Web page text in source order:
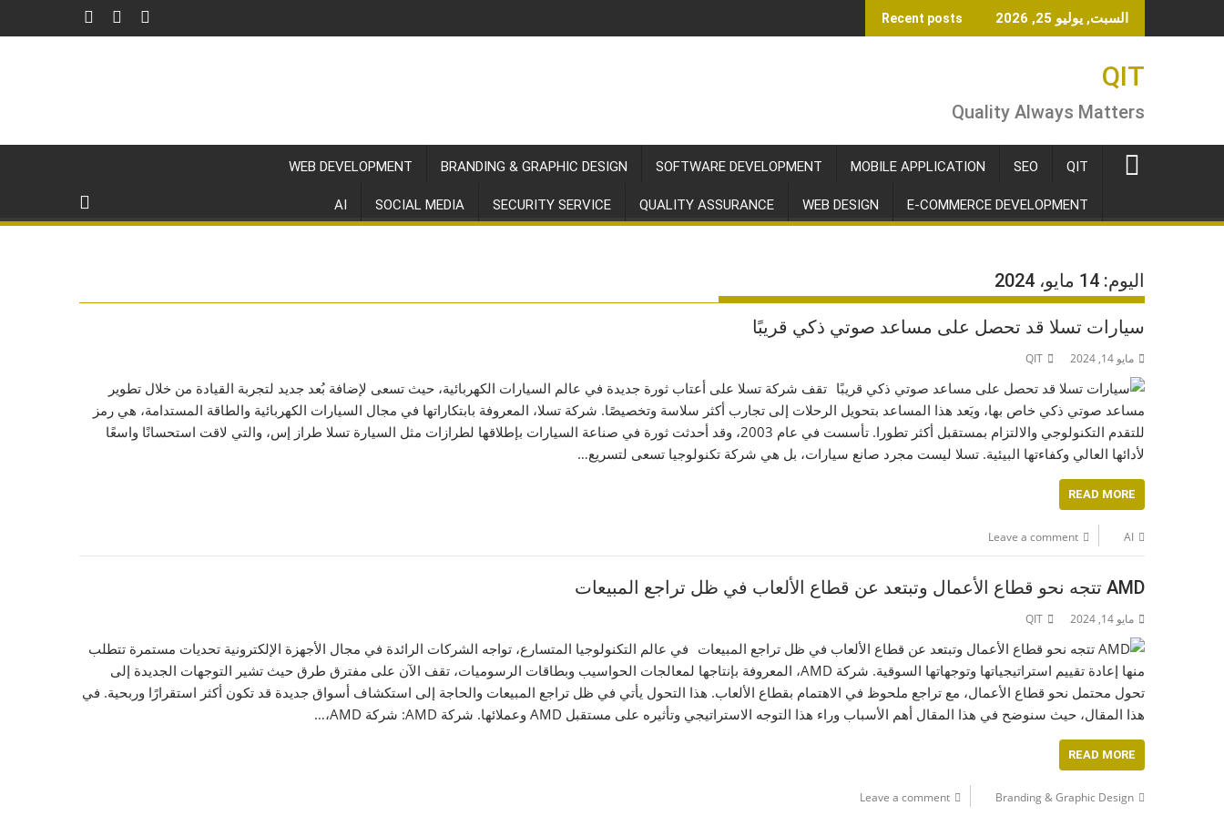
to
السبت, يوليو 25, 2026 Recent posts
QIT
Quality Always Matters
QIT
SEO
MOBILE APPLICATION
SOFTWARE DEVELOPMENT
BRANDING & GRAPHIC DESIGN
WEB DEVELOPMENT
E-COMMERCE DEVELOPMENT
WEB DESIGN
QUALITY ASSURANCE
SECURITY SERVICE
SOCIAL MEDIA
AI
اليوم: 14 مايو، 2024
سيارات تسلا قد تحصل على مساعد صوتي ذكي قريبًا
مايو 14, 2024 QIT
تقف شركة تسلا على أعتاب ثورة جديدة في عالم السيارات الكهربائية، حيث تسعى لإضافة بُعد جديد لتجربة القيادة من خلال تطوير
مساعد صوتي ذكي خاص بها، ويَعد هذا المساعد بتحويل الرحلات إلى تجارب أكثر سلاسة وتخصيصًا. شركة تسلا، المعروفة بابتكاراتها في مجال السيارات الكهربائية والطاقة المستدامة، هي رمز
للتقدم التكنولوجي والالتزام بمستقبل أكثر تطورا. تأسست في عام 2003، وقد أحدثت ثورة في صناعة السيارات بإطلاقها لطرازات مثل السيارة تسلا طراز إس، والتي لاقت استحسانًا واسعًا
لأدائها العالي وكفاءتها البيئية. تسلا ليست مجرد صانع سيارات، بل هي شركة تكنولوجيا تسعى لتسريع…
READ MORE
AI
Leave a comment
AMD تتجه نحو قطاع الأعمال وتبتعد عن قطاع الألعاب في ظل تراجع المبيعات
مايو 14, 2024 QIT
في عالم التكنولوجيا المتسارع، تواجه الشركات الرائدة في مجال الأجهزة الإلكترونية تحديات مستمرة تتطلب
منها إعادة تقييم استراتيجياتها وتوجهاتها السوقية. شركة AMD، المعروفة بإنتاجها لمعالجات الحواسيب وبطاقات الرسوميات، تقف الآن على مفترق طرق حيث تشير التوجهات الجديدة إلى
تحول محتمل نحو قطاع الأعمال، مع تراجع ملحوظ في الاهتمام بقطاع الألعاب. هذا التحول يأتي في ظل تراجع المبيعات والحاجة إلى استكشاف أسواق جديدة قد تكون أكثر استقرارًا وربحية. في
هذا المقال، حيث سنوضح في هذا المقال أهم الأسباب وراء هذا التوجه الاستراتيجي وتأثيره على مستقبل AMD وعملائها. شركة AMD: شركة AMD،…
READ MORE
Branding & Graphic Design
Leave a comment